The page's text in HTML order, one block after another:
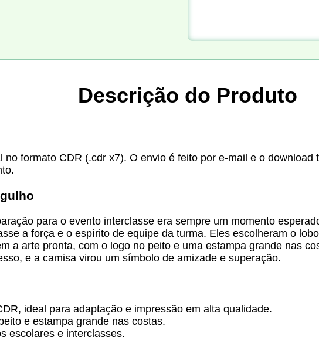
Descrição do Produto
no formato CDR (.cdr x7). O envio é feito por e-mail e o
para o evento interclasse era sempre um momento
a força e o espírito de equipe da turma. Eles escolheram o
a arte pronta, com o logo no peito e uma estampa grande nas
e a camisa virou um símbolo de amizade e superação.
ideal para adaptação e impressão em alta qualidade.
e estampa grande nas costas.
escolares e interclasses.